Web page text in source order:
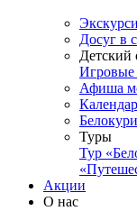
Досуг в
Детский
Игровые
Афиша
Туры
Тур
Акции
О нас